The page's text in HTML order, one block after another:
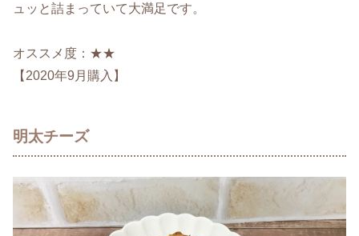
ュッと詰まっていて大満足です。
オススメ度：★★
【2020年9月購入】
明太チーズ